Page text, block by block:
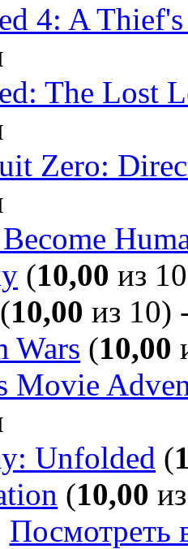
4: A
The Lost
Zero:
(10,00 из
(10,00 из 10)
Wars (10,00
Movie
Unfolded (
(10,00
Посмотреть